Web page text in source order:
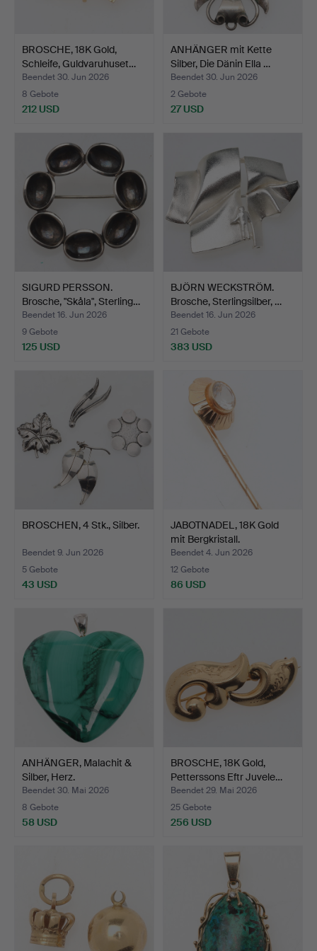
BROSCHE, 18K Gold,
Schleife, Guldvaruhuset…
Beendet 30. Jun 2026
8 Gebote
212 USD
ANHÄNGER mit Kette
Silber, Die Dänin Ella …
Beendet 30. Jun 2026
2 Gebote
27 USD
SIGURD PERSSON.
Brosche, "Skåla", Sterling…
Beendet 16. Jun 2026
9 Gebote
125 USD
BJÖRN WECKSTRÖM.
Brosche, Sterlingsilber, …
Beendet 16. Jun 2026
21 Gebote
383 USD
BROSCHEN, 4 Stk., Silber.
Beendet 9. Jun 2026
5 Gebote
43 USD
JABOTNADEL, 18K Gold
mit Bergkristall.
Beendet 4. Jun 2026
12 Gebote
86 USD
ANHÄNGER, Malachit &
Silber, Herz.
Beendet 30. Mai 2026
8 Gebote
58 USD
BROSCHE, 18K Gold,
Petterssons Eftr Juvele…
Beendet 29. Mai 2026
25 Gebote
256 USD